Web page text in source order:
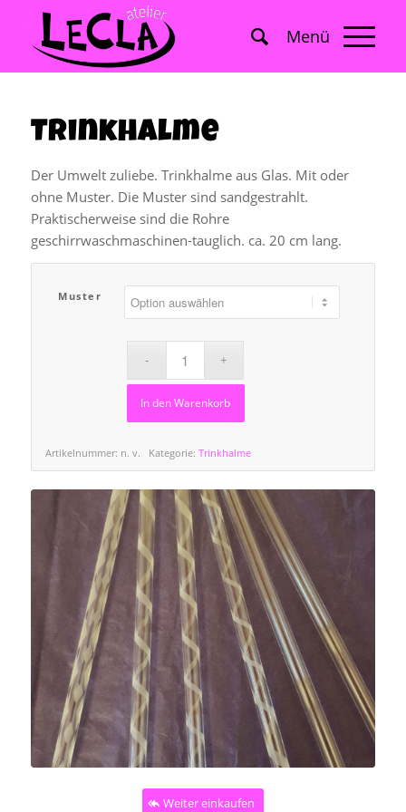
Trinkhalme
Der Umwelt zuliebe. Trinkhalme aus Glas. Mit oder
ohne Muster. Die Muster sind sandgestrahlt.
Praktischerweise sind die Rohre
geschirrwaschmaschinen-tauglich. ca. 20 cm lang.
Muster
In den Warenkorb
Artikelnummer: n. v. Kategorie: Trinkhalme
Weiter einkaufen